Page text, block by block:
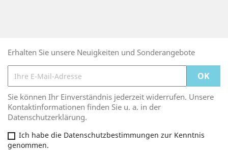
Erhalten Sie unsere Neuigkeiten und Sonderangebote
Sie können Ihr Einverständnis jederzeit widerrufen. Unsere
Kontaktinformationen finden Sie u. a. in der
Datenschutzerklärung.
Ich habe die Datenschutzbestimmungen zur Kenntnis
genommen.